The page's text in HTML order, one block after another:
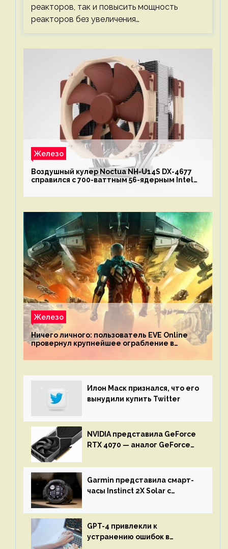
реакторов, так и повысить мощность
реакторов без увеличения…
Железо
Воздушный кулер Noctua NH-U14S DX-4677
справился с 700-ваттным 56-ядерным Intel
Железо
Ничего личного: пользователь EVE Online
провернул крупнейшее ограбление в
механике
Илон Маск признался, что его
вынудили купить Twitter
NVIDIA представила GeForce
RTX 4070 — аналог GeForce
Garmin представила смарт-
часы Instinct 2X Solar с
GPT-4 привлекли к
устранению ошибок в